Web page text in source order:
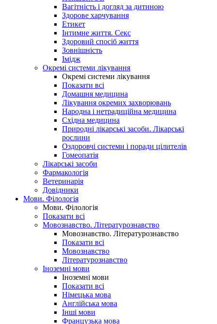
Вагітність і догляд за дитиною
Здорове харчування
Етикет
Інтимне життя. Секс
Здоровий спосіб життя
Зовнішність
Імідж
Окремі системи лікування
Окремі системи лікування
Показати всі
Домашня медицина
Лікування окремих захворювань
Народна і нетрадиційна медицина
Східна медицина
Природні лікарські засоби. Лікарські
рослини
Оздоровчі системи і поради цілителів
Гомеопатія
Лікарські засоби
Фармакологія
Ветеринарія
Довідники
Мови. Філологія
Мови. Філологія
Показати всі
Мовознавство. Літературознавство
Мовознавство. Літературознавство
Показати всі
Мовознавство
Літературознавство
Іноземні мови
Іноземні мови
Показати всі
Німецька мова
Англійська мова
Інші мови
Французька мова